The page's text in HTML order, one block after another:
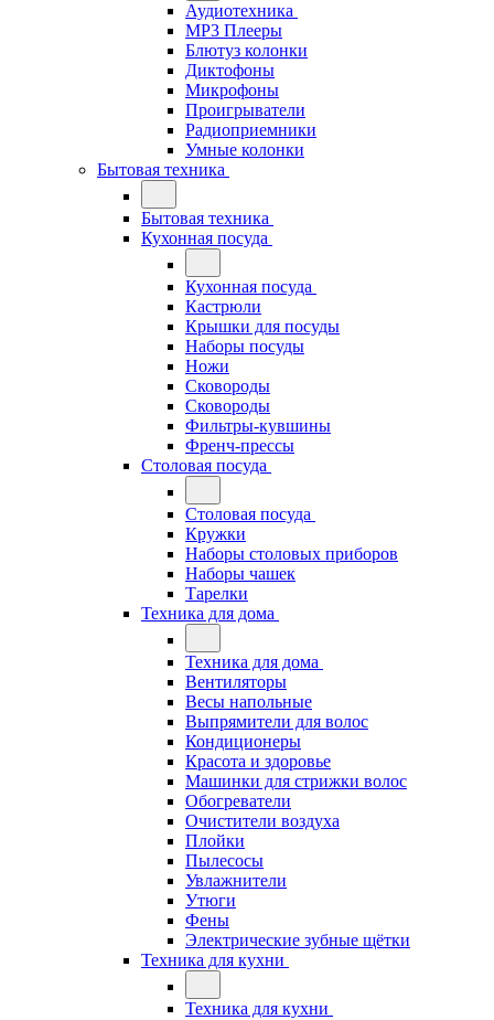
Аудиотехника
MP3 Плееры
Блютуз колонки
Диктофоны
Микрофоны
Проигрыватели
Радиоприемники
Умные колонки
Бытовая техника
Бытовая техника
Кухонная посуда
Кухонная посуда
Кастрюли
Крышки для посуды
Наборы посуды
Ножи
Сковороды
Сковороды
Фильтры-кувшины
Френч-прессы
Столовая посуда
Столовая посуда
Кружки
Наборы столовых приборов
Наборы чашек
Тарелки
Техника для дома
Техника для дома
Вентиляторы
Весы напольные
Выпрямители для волос
Кондиционеры
Красота и здоровье
Машинки для стрижки волос
Обогреватели
Очистители воздуха
Плойки
Пылесосы
Увлажнители
Утюги
Фены
Электрические зубные щётки
Техника для кухни
Техника для кухни